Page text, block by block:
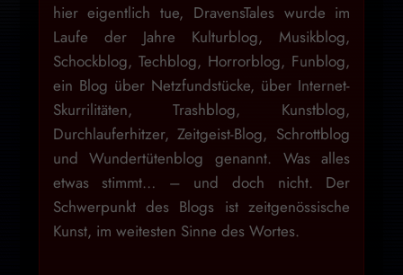
hier eigentlich tue, DravensTales wurde im
Laufe der Jahre Kulturblog, Musikblog,
Schockblog, Techblog, Horrorblog, Funblog,
ein Blog über Netzfundstücke, über Internet-
Skurrilitäten, Trashblog, Kunstblog,
Durchlauferhitzer, Zeitgeist-Blog, Schrottblog
und Wundertütenblog genannt. Was alles
etwas stimmt… – und doch nicht. Der
Schwerpunkt des Blogs ist zeitgenössische
Kunst, im weitesten Sinne des Wortes.